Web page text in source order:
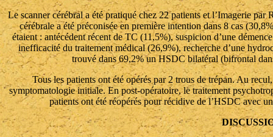
Le scanner cérébral a été pratiqué chez 22 patients et l’Imagerie
cérébrale a été préconisée en première intention dans 8 cas
étaient : antécédent récent de TC (11,5%), suspicion d’une
inefficacité du traitement médical (26,9%), recherche d’une
trouvé dans 69,2% un HSDC bilatéral (bifrontal
Tous les patients ont été opérés par 2 trous de trépan. Au
symptomatologie initiale. En post-opératoire, le traitement
patients ont été réopérés pour récidive de l’HSDC avec